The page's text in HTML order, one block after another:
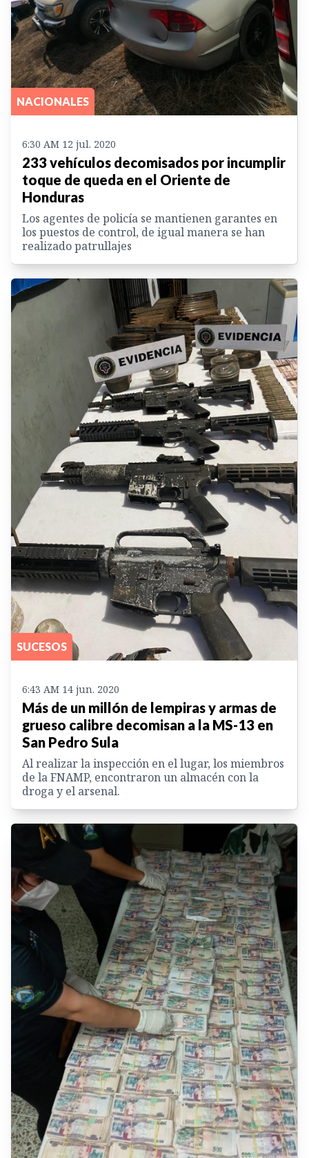
NACIONALES
6:30 AM 12 jul. 2020
233 vehículos decomisados por incumplir
toque de queda en el Oriente de
Honduras
Los agentes de policía se mantienen garantes en
los puestos de control, de igual manera se han
realizado patrullajes
SUCESOS
6:43 AM 14 jun. 2020
Más de un millón de lempiras y armas de
grueso calibre decomisan a la MS-13 en
San Pedro Sula
Al realizar la inspección en el lugar, los miembros
de la FNAMP, encontraron un almacén con la
droga y el arsenal.